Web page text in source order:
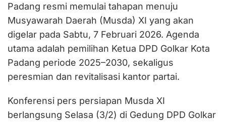
Padang resmi memulai tahapan menuju
Musyawarah Daerah (Musda) XI yang akan
digelar pada Sabtu, 7 Februari 2026. Agenda
utama adalah pemilihan Ketua DPD Golkar Kota
Padang periode 2025–2030, sekaligus
peresmian dan revitalisasi kantor partai.
Konferensi pers persiapan Musda XI
berlangsung Selasa (3/2) di Gedung DPD Golkar